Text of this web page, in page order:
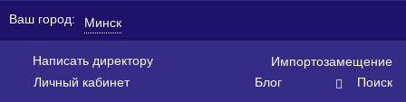
Написать директору
Блог
Импортозамещение
Личный кабинет
Ваш город: Минск
Поиск